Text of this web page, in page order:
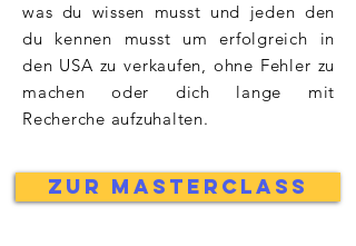
was du wissen musst und jeden den
du kennen musst um erfolgreich in
den USA zu verkaufen, ohne Fehler zu
machen oder dich lange mit
Recherche aufzuhalten.
zur Masterclass